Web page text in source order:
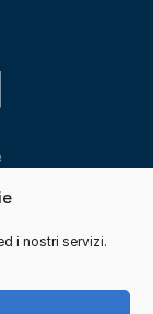
i nostri servizi.